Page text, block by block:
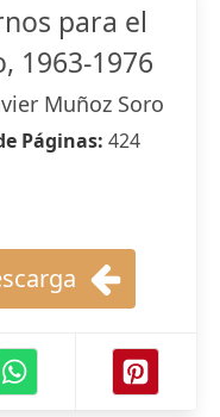
para el
1963-1976
Muñoz Soro
Páginas: 424